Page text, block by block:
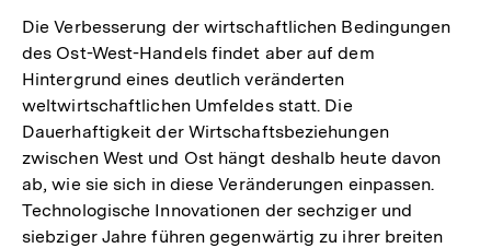
Die Verbesserung der wirtschaftlichen Bedingungen
des Ost-West-Handels findet aber auf dem
Hintergrund eines deutlich veränderten
weltwirtschaftlichen Umfeldes statt. Die
Dauerhaftigkeit der Wirtschaftsbeziehungen
zwischen West und Ost hängt deshalb heute davon
ab, wie sie sich in diese Veränderungen einpassen.
Technologische Innovationen der sechziger und
siebziger Jahre führen gegenwärtig zu ihrer breiten